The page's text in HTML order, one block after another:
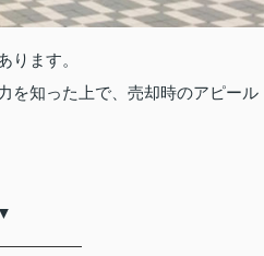
ります。
を知った上で、売却時のアピール